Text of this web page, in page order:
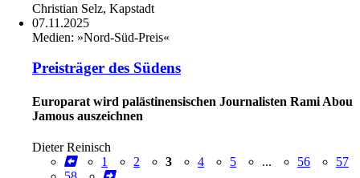
Christian Selz, Kapstadt
07.11.2025
Medien: »Nord-Süd-Preis«
Preisträger des Südens
Europarat wird palästinensischen Journalisten Rami Abou
Jamous auszeichnen
Dieter Reinisch
1
2 3 4 5 ... 56
57